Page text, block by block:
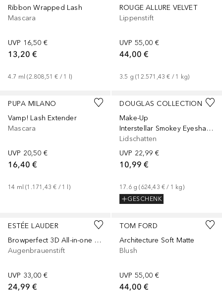
Ribbon Wrapped Lash
Mascara
UVP 16,50 €
13,20 €
4.7 ml (2.808,51 € / 1 l)
ROUGE ALLURE VELVET
Lippenstift
UVP 55,00 €
44,00 €
3.5 g (12.571,43 € / 1 kg)
PUPA MILANO
Vamp! Lash Extender
Mascara
UVP 20,50 €
16,40 €
14 ml (1.171,43 € / 1 l)
DOUGLAS COLLECTION
Make-Up
Interstellar Smokey Eyeshadow Palette
Lidschatten
UVP 22,99 €
10,99 €
17.6 g (624,43 € / 1 kg)
GESCHENK
ESTÉE LAUDER
Browperfect 3D All-in-one Styler
Augenbrauenstift
UVP 33,00 €
24,99 €
TOM FORD
Architecture Soft Matte
Blush
UVP 55,00 €
44,00 €
+1